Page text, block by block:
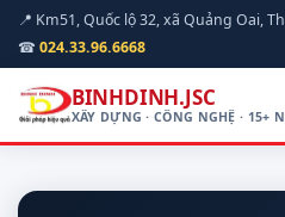
📍 Km51, Quốc lộ 32, xã Quảng Oai,
☎ 024.33.96.6668
BINHDINH.JSC
XÂY DỰNG · CÔNG NGHỆ · 15+